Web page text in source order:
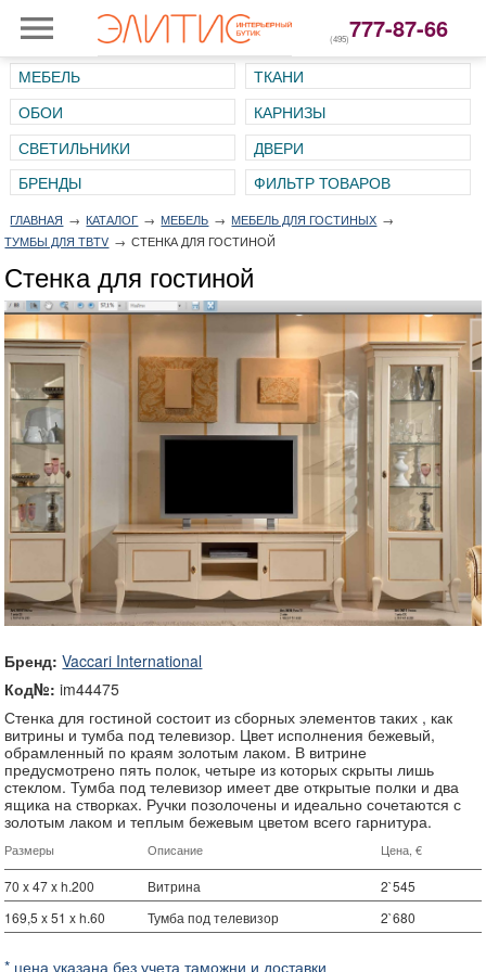
(495)777-87-66
МЕБЕЛЬ
ТКАНИ
ОБОИ
КАРНИЗЫ
СВЕТИЛЬНИКИ
ДВЕРИ
ГЛАВНАЯ → КАТАЛОГ → МЕБЕЛЬ → МЕБЕЛЬ ДЛЯ ГОСТИНЫХ →
ТУМБЫ ДЛЯ ТВTV → СТЕНКА ДЛЯ ГОСТИНОЙ
Стенка для гостиной
Бренд: Vaccari International
Код№:im44475
Стенка для гостиной состоит из сборных элементов таких , как
витрины и тумба под телевизор. Цвет исполнения бежевый,
обрамленный по краям золотым лаком. В витрине
предусмотрено пять полок, четыре из которых скрыты лишь
стеклом. Тумба под телевизор имеет две открытые полки и два
ящика на створках. Ручки позолочены и идеально сочетаются с
золотым лаком и теплым бежевым цветом всего гарнитура.
Размеры Описание Цена, €
70 x 47 x h.200 Витрина
2`545
169,5 x 51 x h.60
Тумба под телевизор 2`680
* цена указана без учета таможни и доставки